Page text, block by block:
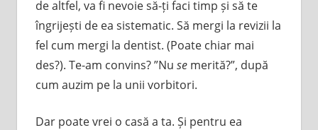
de altfel, va fi nevoie să-ți faci timp și să te
îngrijești de ea sistematic. Să mergi la revizii la
fel cum mergi la dentist. (Poate chiar mai
des?). Te-am convins? ”Nu semerită?”, după
cum auzim pe la unii vorbitori.
Dar poate vrei o casă a ta. Și pentru ea